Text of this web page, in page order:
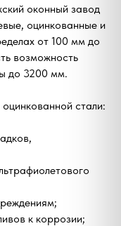
оконный завод
оцинкованные и
от 100 мм до
возможность
до 3200 мм.
стали:
к коррозии;